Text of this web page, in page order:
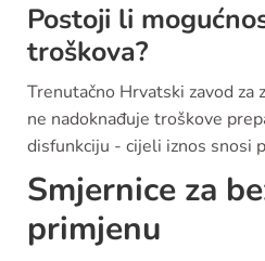
Postoji li
troškova?
Trenutačno Hrvatski zavod za
ne nadoknađuje troškove
disfunkciju - cijeli iznos snosi
Smjernice za
primjenu